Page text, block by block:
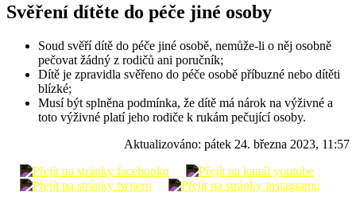
Svěření dítěte do péče jiné osoby
Soud svěří dítě do péče jiné osobě, nemůže-li o něj osobně
pečovat žádný z rodičů ani poručník;
Dítě je zpravidla svěřeno do péče osobě příbuzné nebo dítěti
blízké;
Musí být splněna podmínka, že dítě má nárok na výživné a
toto výživné platí jeho rodiče k rukám pečující osoby.
Aktualizováno: pátek 24. března 2023, 11:57